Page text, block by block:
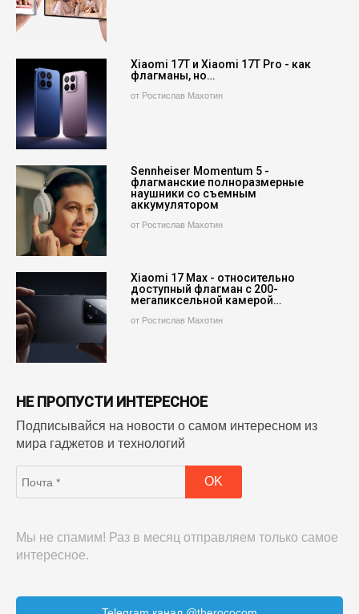
Xiaomi 17T и Xiaomi 17T Pro - как
флагманы, но…
от Ростислав Махотин
Sennheiser Momentum 5 -
флагманские полноразмерные
наушники со съемным
аккумулятором
от Ростислав Махотин
Xiaomi 17 Max - относительно
доступный флагман с 200-
мегапиксельной камерой…
от Ростислав Махотин
НЕ ПРОПУСТИ ИНТЕРЕСНОЕ
Подписывайся на новости о самом интересном из
мира гаджетов и технологий
Мы не спамим! Раз в месяц отправляем только самое
интересное.